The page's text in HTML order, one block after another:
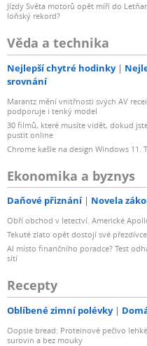
Jízdy Světa motorů opět míří do
loňský rekord?
Věda a technika
Nejlepší chytré hodinky
srovnání
Marantz mění vnitřnosti svých AV
podporuje i tenký model
30 filmů, které musíte vidět, dokud
pustit online
Chrome kašle na design Windows 11.
Ekonomika a byznys
Daňové přiznání Novela
Obří obchod v letectví. Americké
Tekuté zlato opět dostojí své
AI místo finančního poradce? Test
sítí
Recepty
Oblíbené zimní polévky
Oopsie bread: Proteinové pečivo
surovin a bez mouky